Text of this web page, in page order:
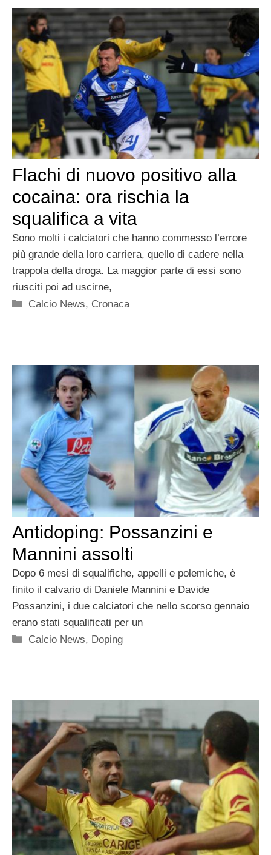
Flachi di nuovo positivo alla
cocaina: ora rischia la
squalifica a vita
Sono molti i calciatori che hanno commesso l’errore
più grande della loro carriera, quello di cadere nella
trappola della droga. La maggior parte di essi sono
riusciti poi ad uscirne,
Categorie
Calcio News, Cronaca
Antidoping: Possanzini e
Mannini assolti
Dopo 6 mesi di squalifiche, appelli e polemiche, è
finito il calvario di Daniele Mannini e Davide
Possanzini, i due calciatori che nello scorso gennaio
erano stati squalificati per un
Categorie
Calcio News, Doping